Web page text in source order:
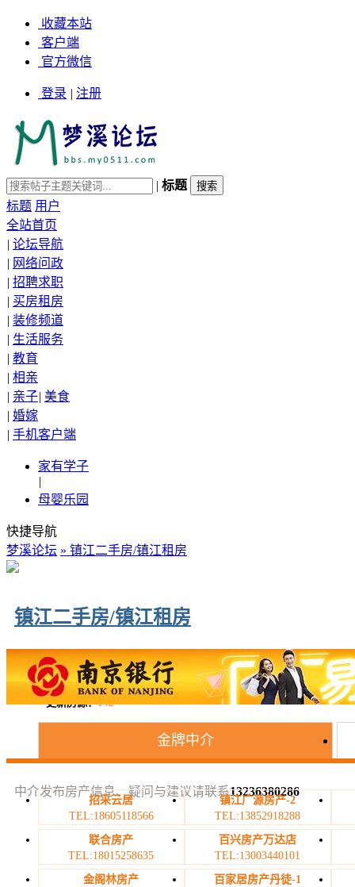
收藏本站
客户端
官方微信
登录 | 注册
| 标题
标题 用户
全站首页
| 论坛导航
| 网络问政
| 招聘求职
| 买房租房
| 装修频道
| 生活服务
| 教育
| 相亲
| 亲子| 美食
| 婚嫁
| 手机客户端
家有学子
|
母婴乐园
快捷导航
梦溪论坛 » 镇江二手房/镇江租房
镇江二手房/镇江租房
更新房源：142
中介发布房产信息、疑问与建议请联系13236380286
金牌中介
招采云居
TEL:18605118566
镇江广源房产-2
TEL:13852918288
联合房产
TEL:18015258635
百兴房产万达店
TEL:13003440101
金阁林房产
百家居房产丹徒-1